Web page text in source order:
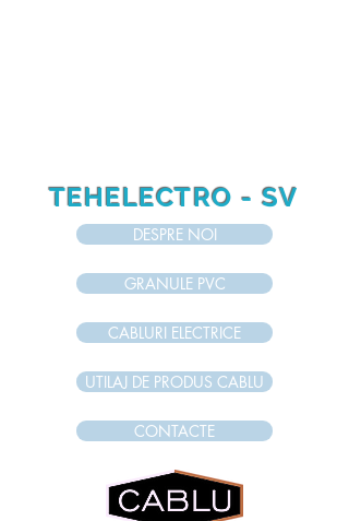
TEHELECTRO - SV
DESPRE NOI
GRANULE PVC
CABLURI ELECTRICE
UTILAJ DE PRODUS CABLU
CONTACTE